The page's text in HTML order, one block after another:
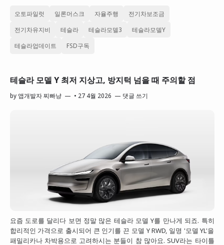
오토파일럿 일론머스크 자율주행 전기차보조금
전기차유지비 테슬라 테슬라모델3 테슬라모델Y
테슬라업데이트 FSD구독
테슬라 모델 Y 최저 지상고, 방지턱 넘을 때 주의할 점
by앱개발자 찌빠냥 • 27 4월 2026 댓글 쓰기
요즘 도로를 달리다 보면 정말 많은 테슬라 모델 Y를 만나게 되죠. 특히
합리적인 가격으로 출시되어 큰 인기를 끈 모델 Y RWD, 일명 '모델 YL'을
패밀리카나 차박용으로 고려하시는 분들이 참 많아요. SUV라는 타이틀